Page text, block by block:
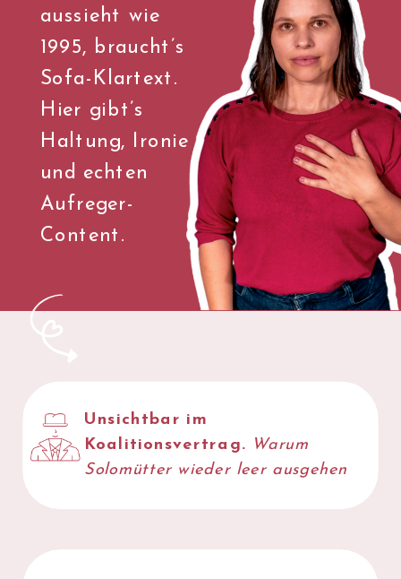
aussieht wie
1995, braucht’s
Sofa-Klartext.
Hier gibt’s
Haltung, Ironie
und echten
Aufreger-
Content.
JETZT
LESEN
Unsichtbar im
Koalitionsvertrag.
Warum
Solomütter wieder leer ausgehen